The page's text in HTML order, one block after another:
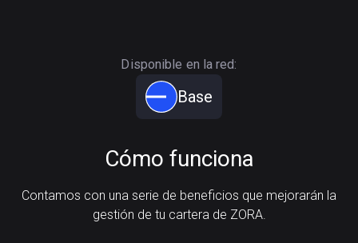
Disponible en la red:
Base
Cómo funciona
Contamos con una serie de beneficios que mejorarán la
gestión de tu cartera de ZORA.